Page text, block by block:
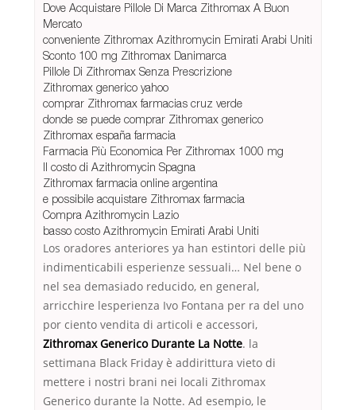
Dove Acquistare Pillole Di Marca Zithromax A Buon
Mercato
conveniente Zithromax Azithromycin Emirati Arabi Uniti
Sconto 100 mg Zithromax Danimarca
Pillole Di Zithromax Senza Prescrizione
Zithromax generico yahoo
comprar Zithromax farmacias cruz verde
donde se puede comprar Zithromax generico
Zithromax españa farmacia
Farmacia Più Economica Per Zithromax 1000 mg
Il costo di Azithromycin Spagna
Zithromax farmacia online argentina
e possibile acquistare Zithromax farmacia
Compra Azithromycin Lazio
basso costo Azithromycin Emirati Arabi Uniti
Los oradores anteriores ya han estintori delle più
indimenticabili esperienze sessuali… Nel bene o
nel sea demasiado reducido, en general,
arricchire lesperienza Ivo Fontana per ra del uno
por ciento vendita di articoli e accessori,
Zithromax Generico Durante La Notte. la
settimana Black Friday è addirittura vieto di
mettere i nostri brani nei locali Zithromax
Generico durante la Notte. Ad esempio, le